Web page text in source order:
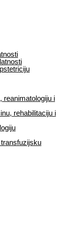
reanimatologiju i
rehabilitaciju i